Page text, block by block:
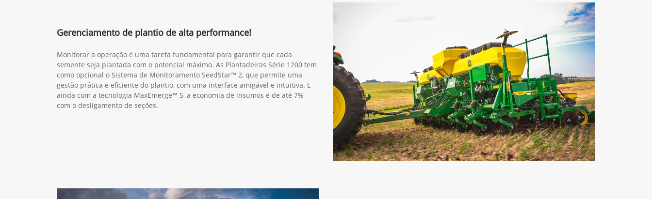
Gerenciamento de plantio de alta performance!
Monitorar a operação é uma tarefa fundamental para garantir que cada
semente seja plantada com o potencial máximo. As Plantadeiras Série 1200 tem
como opcional o Sistema de Monitoramento SeedStar™ 2, que permite uma
gestão prática e eficiente do plantio, com uma interface amigável e intuitiva. E
ainda com a tecnologia MaxEmerge™ 5, a economia de insumos é de até 7%
com o desligamento de seções.